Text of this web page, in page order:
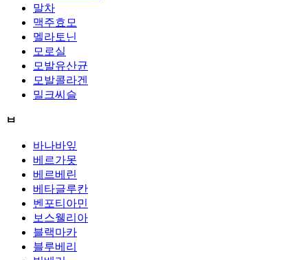
말차
맥주효모
멜라토닌
모로실
모발유산균
모발콜라겐
밀크씨슬
ㅂ
바나바잎
베르가못
베르베린
베타글루칸
벤포티아민
보스웰리아
블랙마카
블루베리